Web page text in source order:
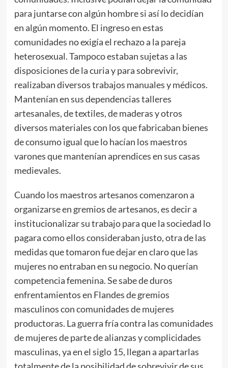
para juntarse con algún hombre si así lo decidían
en algún momento. El ingreso en estas
comunidades no exigía el rechazo a la pareja
heterosexual. Tampoco estaban sujetas a las
disposiciones de la curia y para sobrevivir,
realizaban diversos trabajos manuales y médicos.
Mantenían en sus dependencias talleres
artesanales, de textiles, de maderas y otros
diversos materiales con los que fabricaban bienes
de consumo igual que lo hacían los maestros
varones que mantenían aprendices en sus casas
medievales.
Cuando los maestros artesanos comenzaron a
organizarse en gremios de artesanos, es decir a
institucionalizar su trabajo para que la sociedad lo
pagara como ellos consideraban justo, otra de las
medidas que tomaron fue dejar en claro que las
mujeres no entraban en su negocio. No querían
competencia femenina. Se sabe de duros
enfrentamientos en Flandes de gremios
masculinos con comunidades de mujeres
productoras. La guerra fría contra las comunidades
de mujeres de parte de alianzas y complicidades
masculinas, ya en el siglo 15, llegan a apartarlas